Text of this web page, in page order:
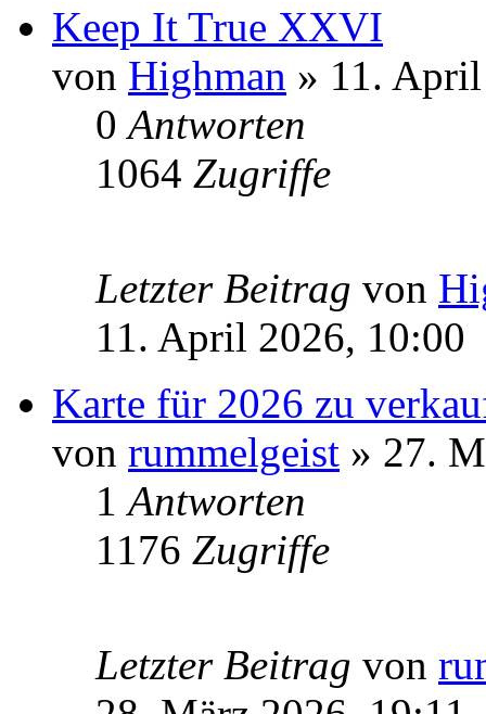
Keep It True XXVI
von Highman » 11.
0Antworten
1064 Zugriffe
Letzter Beitrag von
11. April 2026, 10:00
Karte für 2026 zu
von rummelgeist » 27.
1Antworten
1176 Zugriffe
Letzter Beitrag von